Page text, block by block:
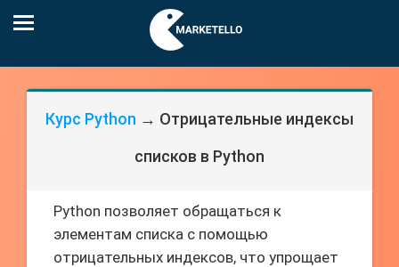
Курс Python → Отрицательные индексы
списков в Python
Python позволяет обращаться к
элементам списка с помощью
отрицательных индексов, что упрощает